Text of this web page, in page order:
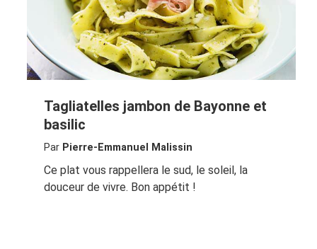
Tagliatelles jambon de Bayonne et
basilic
Par Pierre-Emmanuel Malissin
Ce plat vous rappellera le sud, le soleil, la
douceur de vivre. Bon appétit !